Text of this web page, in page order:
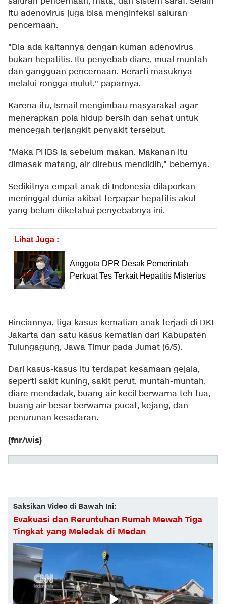
itu adenovirus juga bisa menginfeksi saluran
pencernaan.
"Dia ada kaitannya dengan kuman adenovirus
bukan hepatitis. Itu penyebab diare, mual muntah
dan gangguan pencernaan. Berarti masuknya
melalui rongga mulut," paparnya.
Karena itu, Ismail mengimbau masyarakat agar
menerapkan pola hidup bersih dan sehat untuk
mencegah terjangkit penyakit tersebut.
"Maka PHBS la sebelum makan. Makanan itu
dimasak matang, air direbus mendidih," bebernya.
Sedikitnya empat anak di Indonesia dilaporkan
meninggal dunia akibat terpapar hepatitis akut
yang belum diketahui penyebabnya ini.
Lihat Juga :
Anggota DPR Desak Pemerintah
Perkuat Tes Terkait Hepatitis Misterius
Rinciannya, tiga kasus kematian anak terjadi di DKI
Jakarta dan satu kasus kematian dari Kabupaten
Tulungagung, Jawa Timur pada Jumat (6/5).
Dari kasus-kasus itu terdapat kesamaan gejala,
seperti sakit kuning, sakit perut, muntah-muntah,
diare mendadak, buang air kecil berwarna teh tua,
buang air besar berwarna pucat, kejang, dan
penurunan kesadaran.
(fnr/wis)
Saksikan Video di Bawah Ini:
Evakuasi dan Reruntuhan Rumah Mewah Tiga
Tingkat yang Meledak di Medan